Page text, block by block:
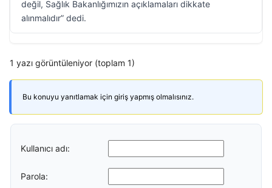
değil, Sağlık Bakanlığımızın açıklamaları dikkate
alınmalıdır” dedi.
1 yazı görüntüleniyor (toplam 1)
Bu konuyu yanıtlamak için giriş yapmış olmalısınız.
Kullanıcı adı:
Parola: